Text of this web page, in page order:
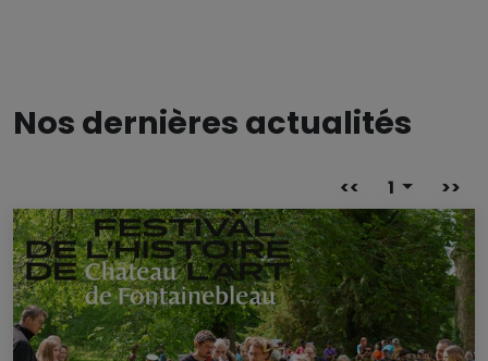
Nos dernières actualités
<< 1 >>